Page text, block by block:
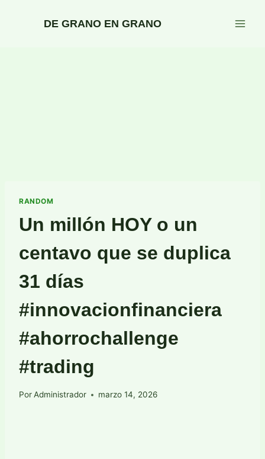
DE GRANO EN GRANO
RANDOM
Un millón HOY o un
centavo que se duplica
31 días
#innovacionfinanciera
#ahorrochallenge
#trading
PorAdministrador marzo 14, 2026